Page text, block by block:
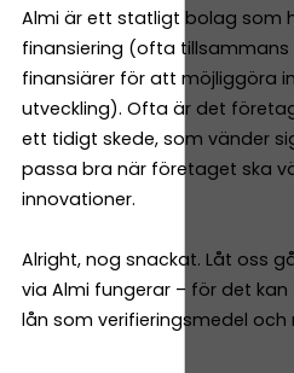
Almi är ett statligt bolag som
finansiering (ofta tillsammans
finansiärer för att möjliggöra
utveckling). Ofta är det
ett tidigt skede, som vänder
passa bra när företaget ska
innovationer.
Alright, nog snackat. Låt oss
via Almi fungerar – för det
lån som verifieringsmedel och